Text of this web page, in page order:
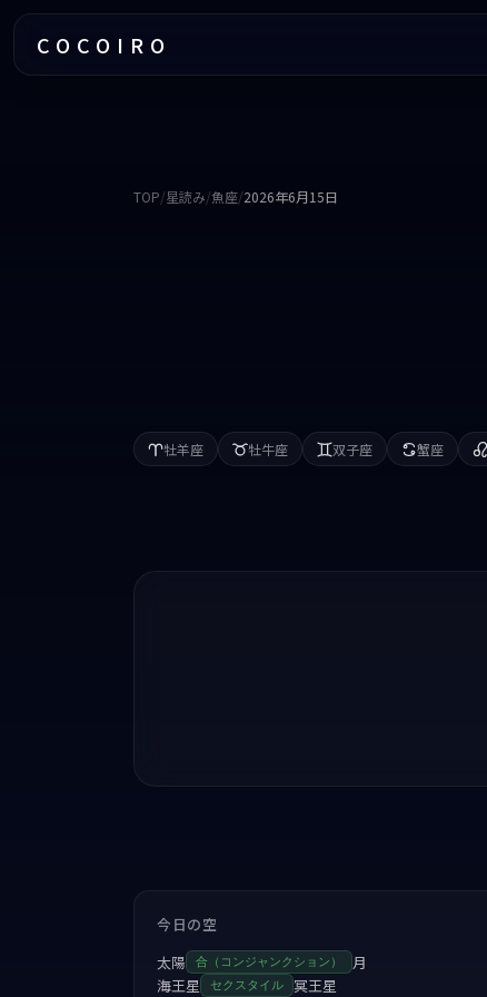
COCOIRO
TOP/星読み/魚座/2026年6月15日
牡羊座 牡牛座 双子座 蟹座
今日の空
太陽
合（コンジャンクション）
月
海王星
セクスタイル 冥王星